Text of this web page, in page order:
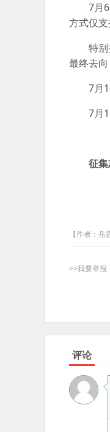
7月
方式仅
特
最终去向
7月
7月
征
【作者：岳
>>我要举报
评论